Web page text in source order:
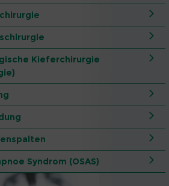
Kieferchirurgie
Syndrom (OSAS)